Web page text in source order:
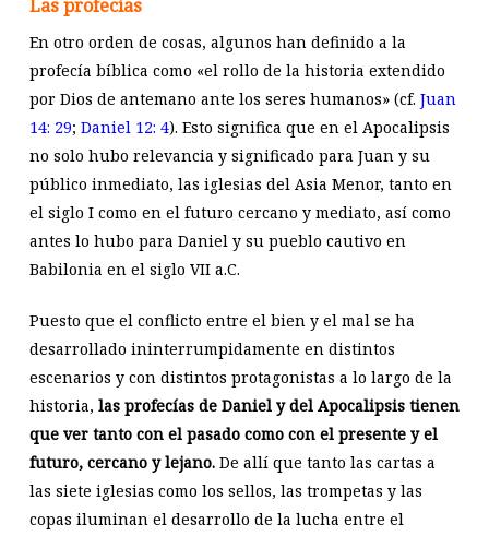
Las profecías
En otro orden de cosas, algunos han definido a la
profecía bíblica como «el rollo de la historia extendido
por Dios de antemano ante los seres humanos» (cf. Juan
14: 29; Daniel 12: 4). Esto significa que en el Apocalipsis
no solo hubo relevancia y significado para Juan y su
público inmediato, las iglesias del Asia Menor, tanto en
el siglo I como en el futuro cercano y mediato, así como
antes lo hubo para Daniel y su pueblo cautivo en
Babilonia en el siglo VII a.C.
Puesto que el conflicto entre el bien y el mal se ha
desarrollado ininterrumpidamente en distintos
escenarios y con distintos protagonistas a lo largo de la
historia, las profecías de Daniel y del Apocalipsis tienen
que ver tanto con el pasado como con el presente y el
futuro, cercano y lejano.De allí que tanto las cartas a
las siete iglesias como los sellos, las trompetas y las
copas iluminan el desarrollo de la lucha entre el